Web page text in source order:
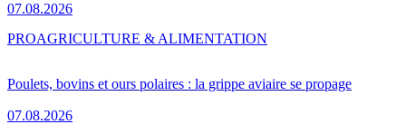
07.08.2026
Poulets, bovins et ours polaires : la grippe aviaire se propage
07.08.2026
PROAGRICULTURE & ALIMENTATION